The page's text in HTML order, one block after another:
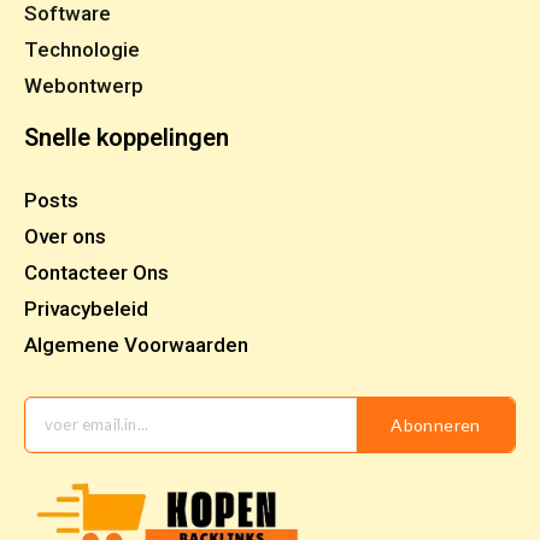
Software
Technologie
Webontwerp
Snelle koppelingen
Posts
Over ons
Contacteer Ons
Privacybeleid
Algemene Voorwaarden
Abonneren